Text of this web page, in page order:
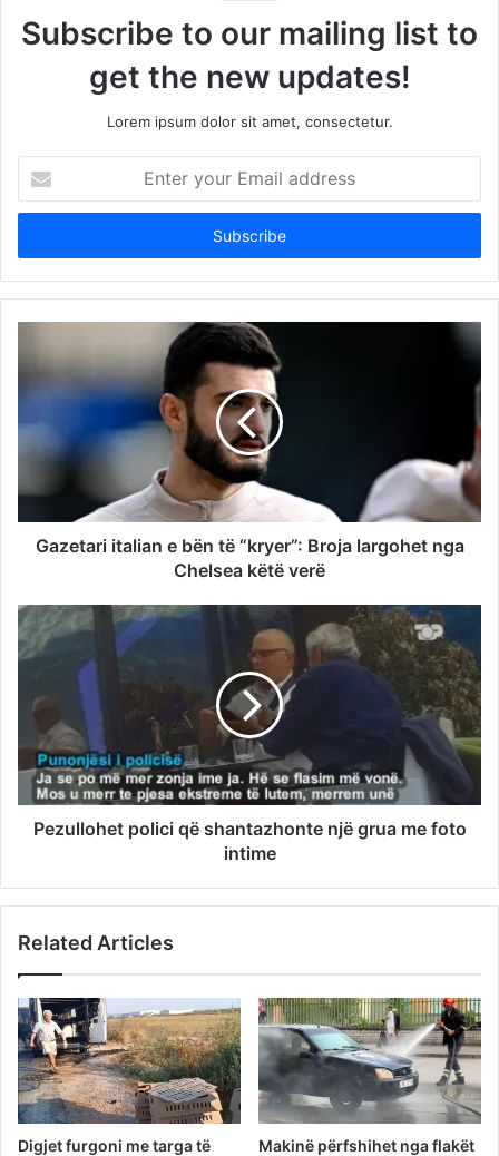
Subscribe to our mailing list to
get the new updates!
Lorem ipsum dolor sit amet, consectetur.
your
Email
Gazetari italian e bën të “kryer”: Broja largohet nga
Chelsea këtë verë
Pezullohet polici që shantazhonte një grua me foto
intime
Related Articles
Digjet furgoni me targa të Makinë përfshihet nga flakët